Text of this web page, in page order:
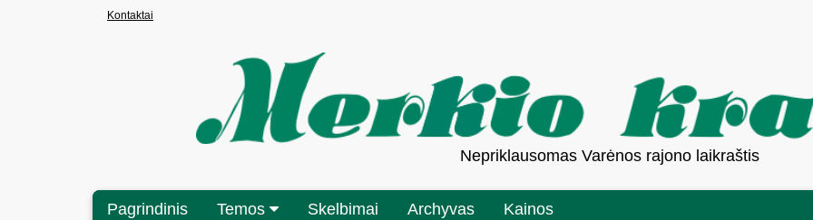
Kontaktai
Nepriklausomas Varėnos rajono laikraštis
Pagrindinis Temos Skelbimai Archyvas Kainos